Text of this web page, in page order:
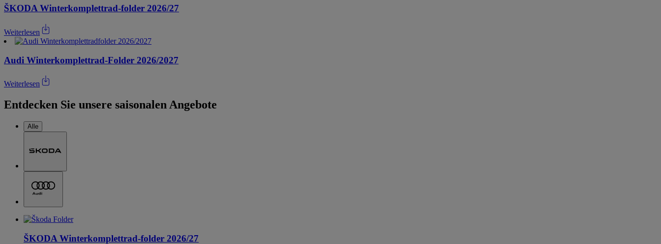
ŠKODA Winterkomplettrad-folder 2026/27
Weiterlesen
Audi Winterkomplettrad-Folder 2026/2027
Weiterlesen
Entdecken Sie unsere saisonalen Angebote
Alle
ŠKODA Winterkomplettrad-folder 2026/27